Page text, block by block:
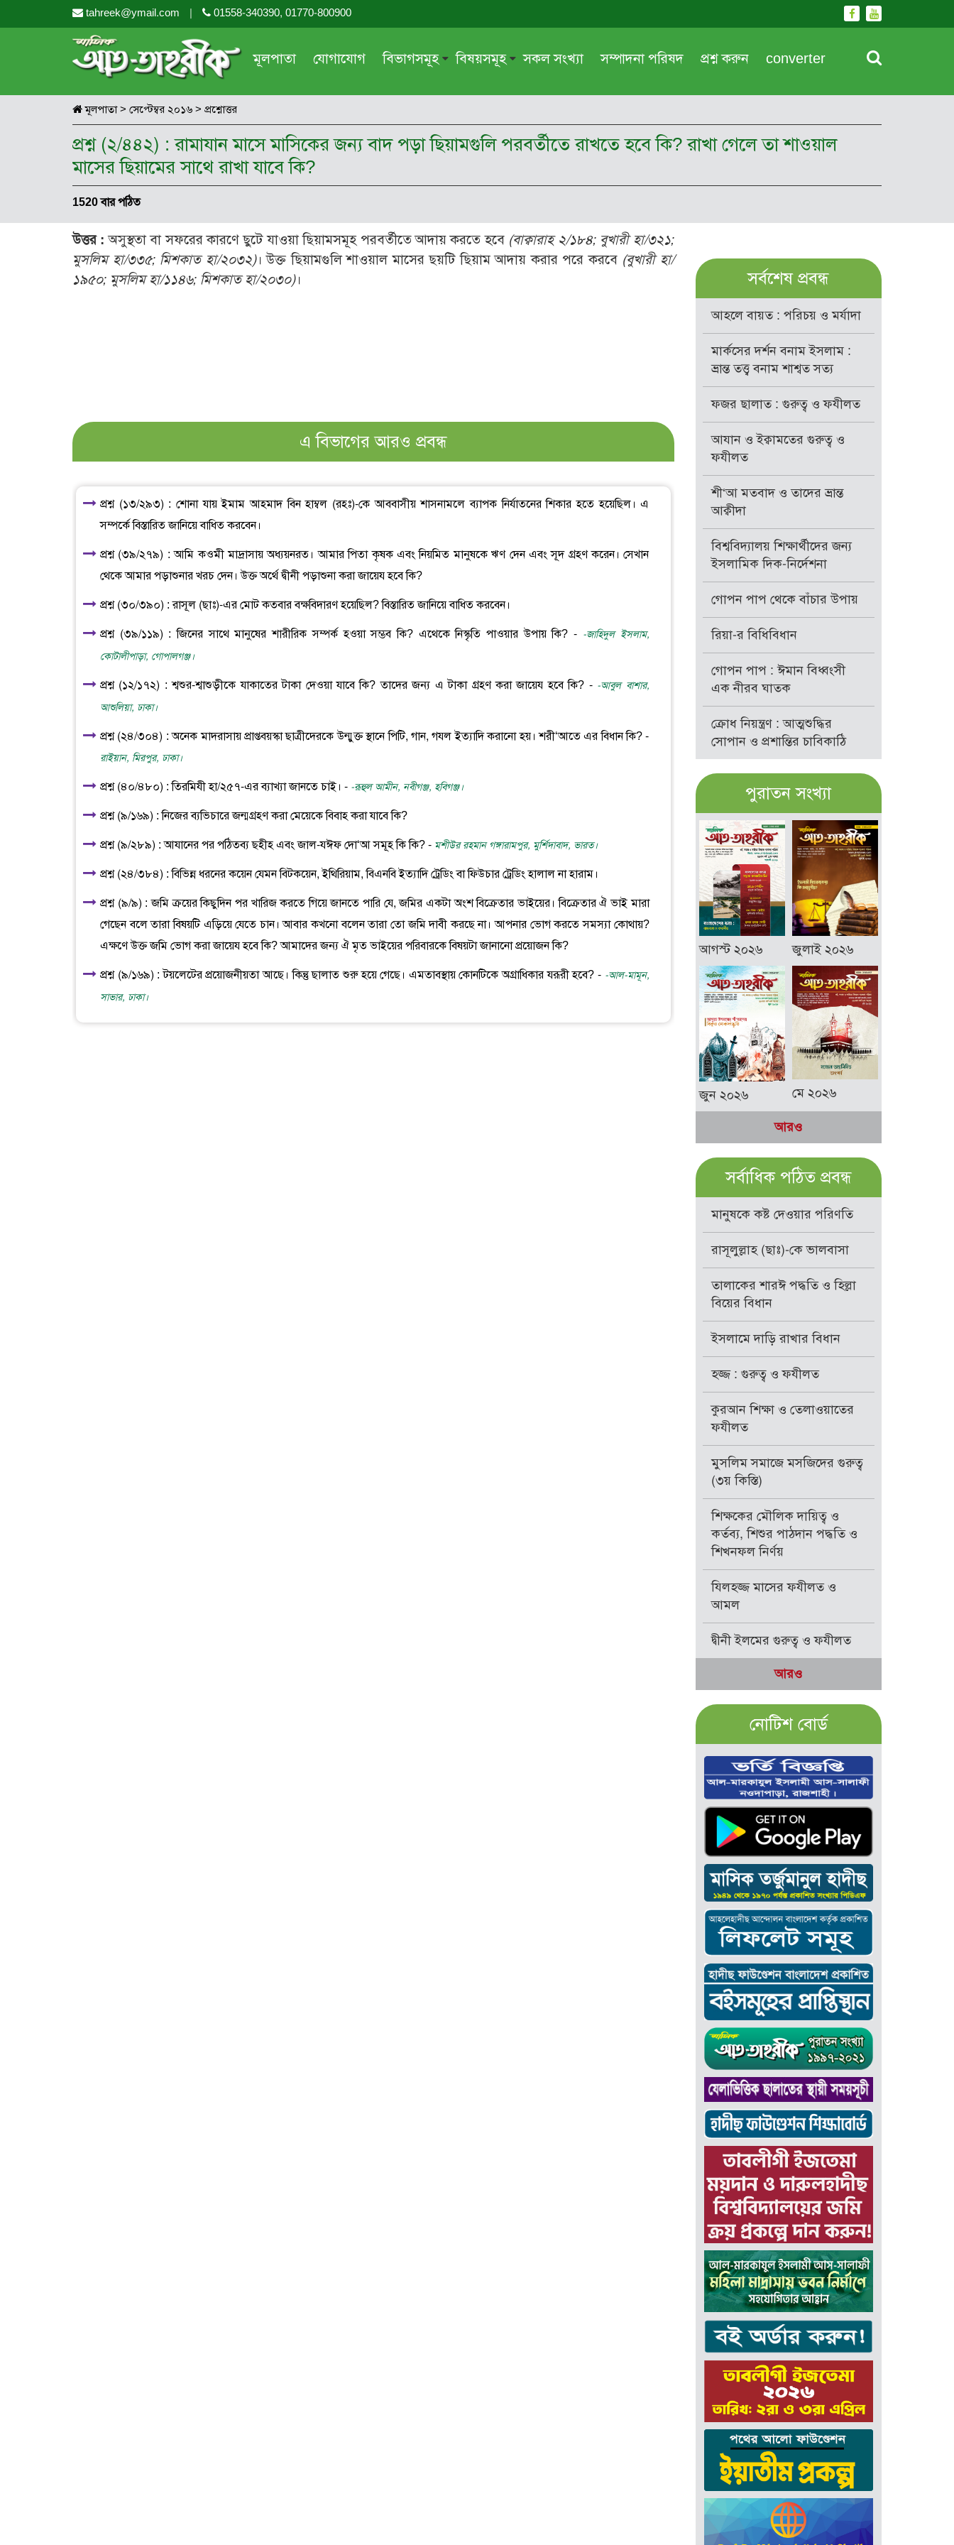
tahreek@ymail.com | 01558-340390, 01770-800900
মূলপাতা যোগাযোগ বিভাগসমূহ
দরসে কুরআন
সাময়িক প্রসঙ্গ
বিষয়সমূহ
শিক্ষা ও সংস্কৃতি
পরকাল
নীতি-নৈতিকতা
সকল সংখ্যা সম্পাদনা পরিষদ প্রশ্ন করুন converter
মূলপাতা> সেপ্টেম্বর ২০১৬ > প্রশ্নোত্তর
প্রশ্ন (২/৪৪২) : রামাযান মাসে মাসিকের জন্য বাদ পড়া ছিয়ামগুলি পরবর্তীতে রাখতে হবে কি? রাখা গেলে তা শাওয়াল
মাসের ছিয়ামের সাথে রাখা যাবে কি?
1520 বার পঠিত
উত্তর :অসুস্থতা বা সফরের কারণে ছুটে যাওয়া ছিয়ামসমূহ পরবর্তীতে আদায় করতে হবে (বাক্বারাহ ২/১৮৪; বুখারী হা/৩২১;
মুসলিম হা/৩৩৫; মিশকাত হা/২০৩২)। উক্ত ছিয়ামগুলি শাওয়াল মাসের ছয়টি ছিয়াম আদায় করার পরে করবে(বুখারী হা/
১৯৫০; মুসলিম হা/১১৪৬; মিশকাত হা/২০৩০)।
এ বিভাগের আরও প্রবন্ধ
প্রশ্ন (১৩/২৯৩) : শোনা যায় ইমাম আহমাদ বিন হাম্বল (রহঃ)-কে আববাসীয় শাসনামলে ব্যাপক নির্যাতনের শিকার হতে হয়েছিল। এ
সম্পর্কে বিস্তারিত জানিয়ে বাধিত করবেন।
প্রশ্ন (৩৯/২৭৯) : আমি কওমী মাদ্রাসায় অধ্যয়নরত। আমার পিতা কৃষক এবং নিয়মিত মানুষকে ঋণ দেন এবং সূদ গ্রহণ করেন। সেখান
থেকে আমার পড়াশুনার খরচ দেন। উক্ত অর্থে দ্বীনী পড়াশুনা করা জায়েয হবে কি?
প্রশ্ন (৩০/৩৯০) : রাসূল (ছাঃ)-এর মোট কতবার বক্ষবিদারণ হয়েছিল? বিস্তারিত জানিয়ে বাধিত করবেন।
প্রশ্ন (৩৯/১১৯) : জিনের সাথে মানুষের শারীরিক সম্পর্ক হওয়া সম্ভব কি? এথেকে নিস্কৃতি পাওয়ার উপায় কি? - -জাহিদুল ইসলাম,
কোটালীপাড়া, গোপালগঞ্জ।
প্রশ্ন (১২/১৭২) : শ্বশুর-শ্বাশুড়ীকে যাকাতের টাকা দেওয়া যাবে কি? তাদের জন্য এ টাকা গ্রহণ করা জায়েয হবে কি? - -আবুল বাশার,
আশুলিয়া, ঢাকা।
প্রশ্ন (২৪/৩০৪) : অনেক মাদরাসায় প্রাপ্তবয়স্কা ছাত্রীদেরকে উন্মুক্ত স্থানে পিটি, গান, গযল ইত্যাদি করানো হয়। শরী‘আতে এর বিধান কি? -
রাইয়ান, মিরপুর, ঢাকা।
প্রশ্ন (৪০/৪৮০) : তিরমিযী হা/২৫৭-এর ব্যাখ্যা জানতে চাই। - -রূহুল আমীন, নবীগঞ্জ, হবিগঞ্জ।
প্রশ্ন (৯/১৬৯) : নিজের ব্যভিচারে জন্মগ্রহণ করা মেয়েকে বিবাহ করা যাবে কি?
প্রশ্ন (৯/২৮৯) : আযানের পর পঠিতব্য ছহীহ এবং জাল-যঈফ দো‘আ সমূহ কি কি? - মশীউর রহমান গঙ্গারামপুর, মুর্শিদাবাদ, ভারত।
প্রশ্ন (২৪/৩৮৪) : বিভিন্ন ধরনের কয়েন যেমন বিটকয়েন, ইথিরিয়াম, বিএনবি ইত্যাদি ট্রেডিং বা ফিউচার ট্রেডিং হালাল না হারাম।
প্রশ্ন (৯/৯) : জমি ক্রয়ের কিছুদিন পর খারিজ করতে গিয়ে জানতে পারি যে, জমির একটা অংশ বিক্রেতার ভাইয়ের। বিক্রেতার ঐ ভাই মারা
গেছেন বলে তারা বিষয়টি এড়িয়ে যেতে চান। আবার কখনো বলেন তারা তো জমি দাবী করছে না। আপনার ভোগ করতে সমস্যা কোথায়?
এক্ষণে উক্ত জমি ভোগ করা জায়েয হবে কি? আমাদের জন্য ঐ মৃত ভাইয়ের পরিবারকে বিষয়টা জানানো প্রয়োজন কি?
প্রশ্ন (৯/১৬৯) : টয়লেটের প্রয়োজনীয়তা আছে। কিন্তু ছালাত শুরু হয়ে গেছে। এমতাবস্থায় কোনটিকে অগ্রাধিকার যরূরী হবে? - -আল-মামূন,
সাভার, ঢাকা।
সর্বশেষ প্রবন্ধ
আহলে বায়ত : পরিচয় ও মর্যাদা
মার্কসের দর্শন বনাম ইসলাম :
ভ্রান্ত তত্ত্ব বনাম শাশ্বত সত্য
ফজর ছালাত : গুরুত্ব ও ফযীলত
আযান ও ইক্বামতের গুরুত্ব ও
ফযীলত
শী‘আ মতবাদ ও তাদের ভ্রান্ত
আক্বীদা
বিশ্ববিদ্যালয় শিক্ষার্থীদের জন্য
ইসলামিক দিক-নির্দেশনা
গোপন পাপ থেকে বাঁচার উপায়
রিয়া-র বিধিবিধান
গোপন পাপ : ঈমান বিধ্বংসী
এক নীরব ঘাতক
ক্রোধ নিয়ন্ত্রণ : আত্মশুদ্ধির
সোপান ও প্রশান্তির চাবিকাঠি
পুরাতন সংখ্যা
আগস্ট ২০২৬ জুলাই ২০২৬
জুন ২০২৬ মে ২০২৬
আরও
সর্বাধিক পঠিত প্রবন্ধ
মানুষকে কষ্ট দেওয়ার পরিণতি
রাসূলুল্লাহ (ছাঃ)-কে ভালবাসা
তালাকের শারঈ পদ্ধতি ও হিল্লা
বিয়ের বিধান
ইসলামে দাড়ি রাখার বিধান
হজ্জ : গুরুত্ব ও ফযীলত
কুরআন শিক্ষা ও তেলাওয়াতের
ফযীলত
মুসলিম সমাজে মসজিদের গুরুত্ব
(৩য় কিস্তি)
শিক্ষকের মৌলিক দায়িত্ব ও
কর্তব্য, শিশুর পাঠদান পদ্ধতি ও
শিখনফল নির্ণয়
যিলহজ্জ মাসের ফযীলত ও
আমল
দ্বীনী ইলমের গুরুত্ব ও ফযীলত
আরও
নোটিশ বোর্ড